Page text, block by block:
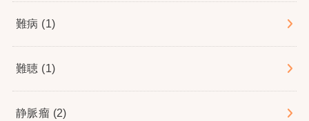
難病 (1)
難聴 (1)
静脈瘤 (2)